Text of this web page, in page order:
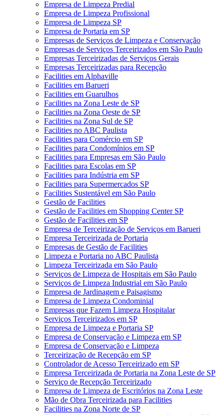
Empresa de Limpeza Predial
Empresa de Limpeza Profissional
Empresa de Limpeza SP
Empresa de Portaria em SP
Empresas de Serviços de Limpeza e Conservação
Empresas de Serviços Terceirizados em São Paulo
Empresas Terceirizadas de Serviços Gerais
Empresas Terceirizadas para Recepção
Facilities em Alphaville
Facilities em Barueri
Facilities em Guarulhos
Facilities na Zona Leste de SP
Facilities na Zona Oeste de SP
Facilities na Zona Sul de SP
Facilities no ABC Paulista
Facilities para Comércio em SP
Facilities para Condomínios em SP
Facilities para Empresas em São Paulo
Facilities para Escolas em SP
Facilities para Indústria em SP
Facilities para Supermercados SP
Facilities Sustentável em São Paulo
Gestão de Facilities
Gestão de Facilities em Shopping Center SP
Gestão de Facilities em SP
Empresa de Terceirização de Serviços em Barueri
Empresa Terceirizada de Portaria
Empresas de Gestão de Facilities
Limpeza e Portaria no ABC Paulista
Limpeza Terceirizada em São Paulo
Serviços de Limpeza de Hospitais em São Paulo
Serviços de Limpeza Industrial em São Paulo
Empresa de Jardinagem e Paisagismo
Empresa de Limpeza Condominial
Empresas que Fazem Limpeza Hospitalar
Serviços Terceirizados em SP
Empresa de Limpeza e Portaria SP
Empresa de Conservação e Limpeza em SP
Empresa de Conservação e Limpeza
Terceirização de Recepção em SP
Controlador de Acesso Terceirizado em SP
Empresa Terceirizada de Portaria na Zona Leste de SP
Serviço de Recepção Terceirizado
Empresa de Limpeza de Escritórios na Zona Leste
Mão de Obra Terceirizada para Facilities
Facilities na Zona Norte de SP